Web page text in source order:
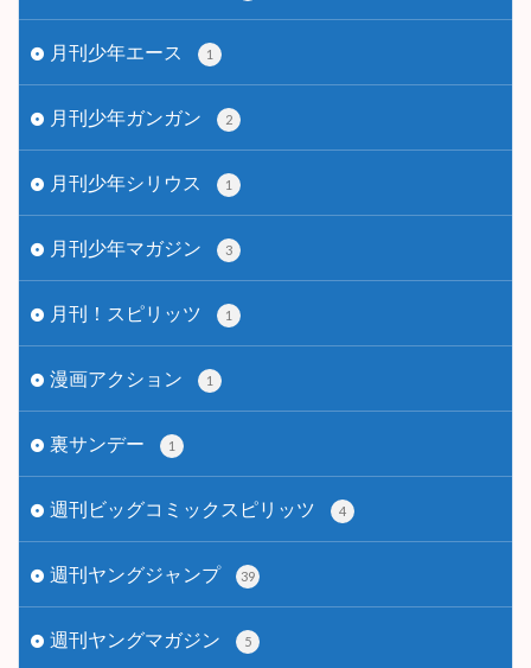
月刊少年エース 1
月刊少年ガンガン 2
月刊少年シリウス 1
月刊少年マガジン 3
月刊！スピリッツ 1
漫画アクション 1
裏サンデー 1
週刊ビッグコミックスピリッツ 4
週刊ヤングジャンプ 39
週刊ヤングマガジン 5